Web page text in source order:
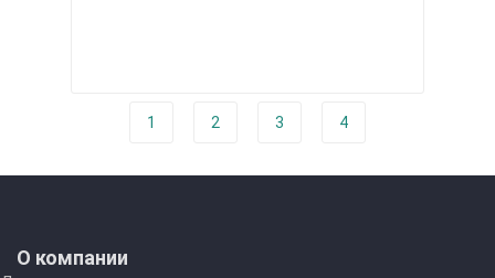
1 2 3 4
О компании